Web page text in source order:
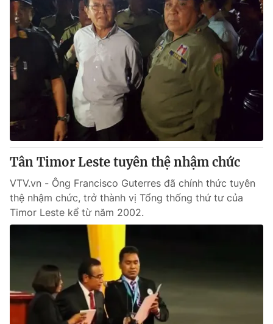
Tân Timor Leste tuyên thệ nhậm chức
VTV.vn - Ông Francisco Guterres đã chính thức tuyên
thệ nhậm chức, trở thành vị Tổng thống thứ tư của
Timor Leste kể từ năm 2002.